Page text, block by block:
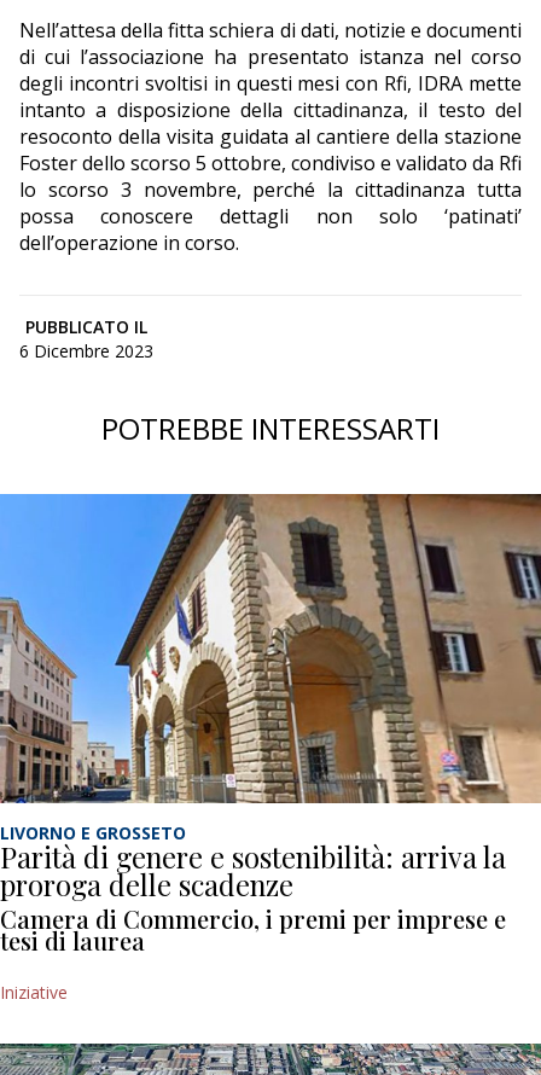
Nell’attesa della fitta schiera di dati, notizie e documenti
di cui l’associazione ha presentato istanza nel corso
degli incontri svoltisi in questi mesi con Rfi, IDRA mette
intanto a disposizione della cittadinanza, il testo del
resoconto della visita guidata al cantiere della stazione
Foster dello scorso 5 ottobre, condiviso e validato da Rfi
lo scorso 3 novembre, perché la cittadinanza tutta
possa conoscere dettagli non solo ‘patinati’
dell’operazione in corso.
PUBBLICATO IL
6 Dicembre 2023
POTREBBE INTERESSARTI
LIVORNO E GROSSETO
Parità di genere e sostenibilità: arriva la
proroga delle scadenze
Camera di Commercio, i premi per imprese e
tesi di laurea
Iniziative